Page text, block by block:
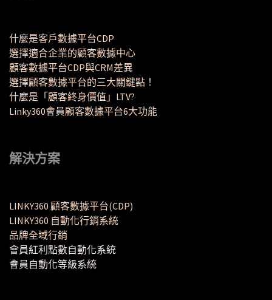
什麼是客戶數據平台CDP
選擇適合企業的顧客數據中心
顧客數據平台CDP與CRM差異
選擇顧客數據平台的三大關鍵點！
什麼是「顧客終身價值」LTV?
Linky360會員顧客數據平台6大功能
解決方案
LINKY360 顧客數據平台(CDP)
LINKY360 自動化行銷系統
品牌全域行銷
會員紅利點數自動化系統
會員自動化等級系統